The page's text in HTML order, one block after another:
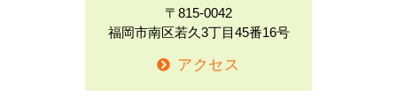
〒815-0042
福岡市南区若久3丁目45番16号
アクセス